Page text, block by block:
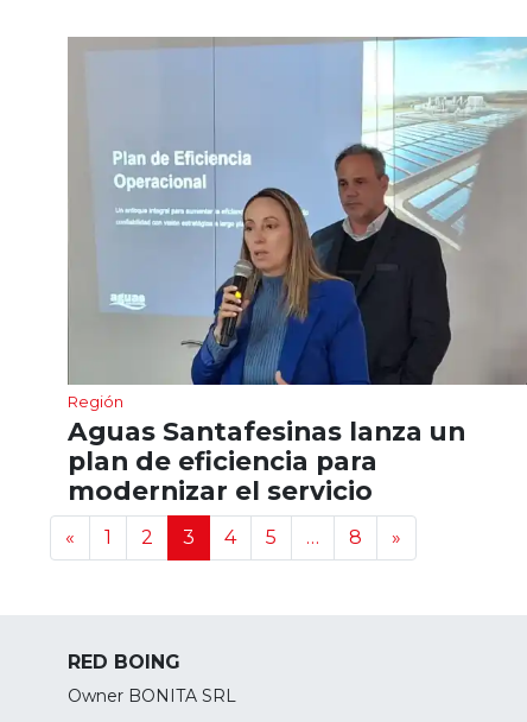
Región
Aguas Santafesinas lanza un
plan de eficiencia para
modernizar el servicio
Navegación de noticias
« 1 2 3 4 5 … 8 »
RED BOING
Owner BONITA SRL